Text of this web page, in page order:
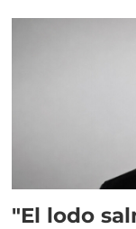
"El lodo